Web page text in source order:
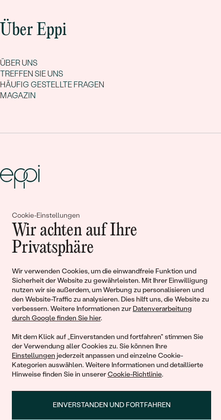
Cookie-Einstellungen
Wir achten auf Ihre
Privatsphäre
Wir verwenden Cookies, um die einwandfreie Funktion und
Sicherheit der Website zu gewährleisten. Mit Ihrer Einwilligung
nutzen wir sie außerdem, um Werbung zu personalisieren und
den Website-Traffic zu analysieren. Dies hilft uns, die Website zu
verbessern. Weitere Informationen zur Datenverarbeitung
durch Google finden Sie hier.
Mit dem Klick auf „Einverstanden und fortfahren" stimmen Sie
der Verwendung aller Cookies zu. Sie können Ihre
Einstellungen jederzeit anpassen und einzelne Cookie-
Kategorien auswählen. Weitere Informationen und detaillierte
Hinweise finden Sie in unsererCookie-Richtlinie.
EINVERSTANDEN UND FORTFAHREN
Über Eppi
ÜBER UNS
TREFFEN SIE UNS
HÄUFIG GESTELLTE FRAGEN
MAGAZIN
Gemeinsam erschaffen wir
Geschichten von Schönheit und
Liebe
Begleiten Sie uns!
© 2011 - 2026, Eppi.de